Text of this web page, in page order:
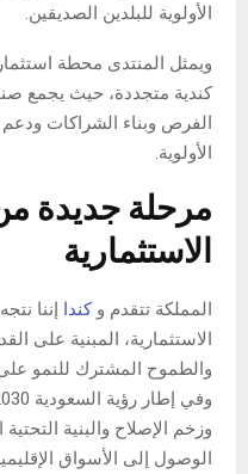
الأولوية للبلدين الصديقين.
ويمثل المنتدى محطة
كندية متجددة، حيث يجمع
الفرص وبناء الشراكات
الأولوية.
مرحلة جديدة
الاستثمارية
المملكة تتقدم وكندا إننا
الاستثمارية، المبنية على
والطموح المشترك للنمو
وزخم الإصلاح والبنية
الوصول إلى الأسواق